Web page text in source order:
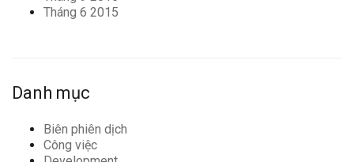
Tháng 6 2015
Danh mục
Biên phiên dịch
Công việc